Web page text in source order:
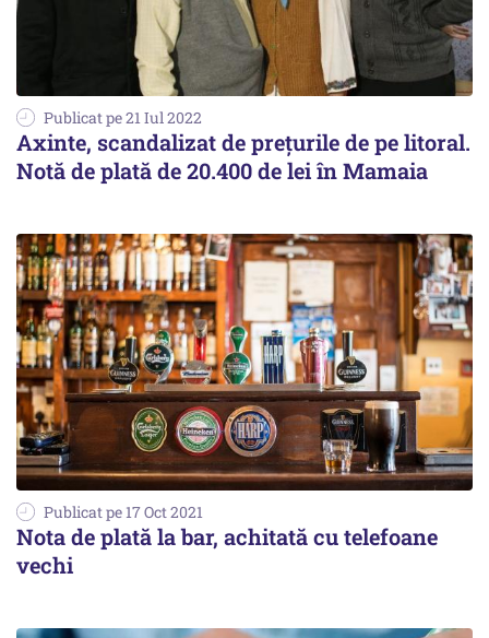
Publicat pe 21 Iul 2022
Axinte, scandalizat de prețurile de pe litoral.
Notă de plată de 20.400 de lei în Mamaia
Publicat pe 17 Oct 2021
Nota de plată la bar, achitată cu telefoane
vechi